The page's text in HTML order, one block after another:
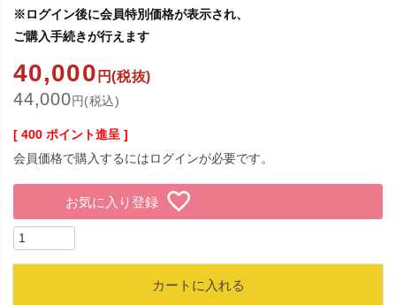
※ログイン後に会員特別価格が表示され、
ご購入手続きが行えます
40,000 円(税抜)
44,000円(税込)
[ 400 ポイント進呈 ]
会員価格で購入するにはログインが必要です。
お気に入り登録
カートに入れる